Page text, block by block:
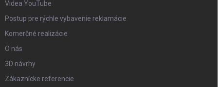
Videa YouTube
Postup pre rýchle vybavenie reklamácie
Komerčné realizácie
O nás
3D návrhy
Zákaznícke referencie